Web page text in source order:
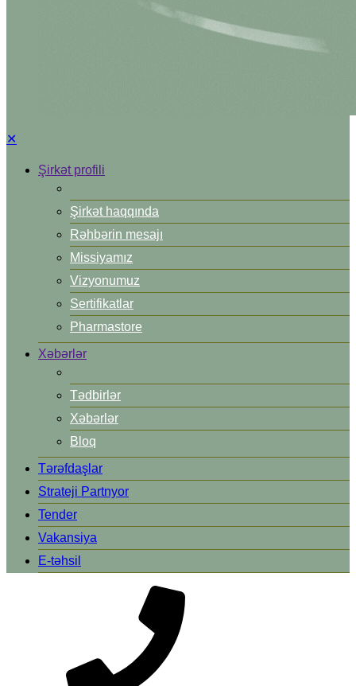
✕
Şirkət profili
Şirkət haqqında
Rəhbərin mesajı
Missiyamız
Vizyonumuz
Sertifikatlar
Pharmastore
Xəbərlər
Tədbirlər
Xəbərlər
Bloq
Tərəfdaşlar
Strateji Partnyor
Tender
Vakansiya
E-təhsil